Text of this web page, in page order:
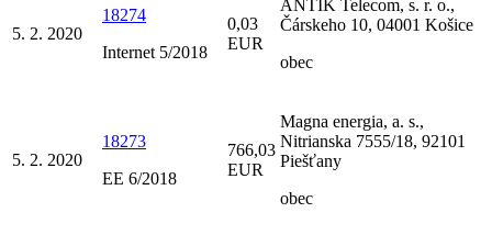
5. 2. 2020
18274
Internet 5/2018
0,03
EUR
ANTIK Telecom, s. r. o.,
Čárskeho 10, 04001 Košice
obec
5. 2. 2020
18273
EE 6/2018
766,03
EUR
Magna energia, a. s.,
Nitrianska 7555/18, 92101
Piešťany
obec